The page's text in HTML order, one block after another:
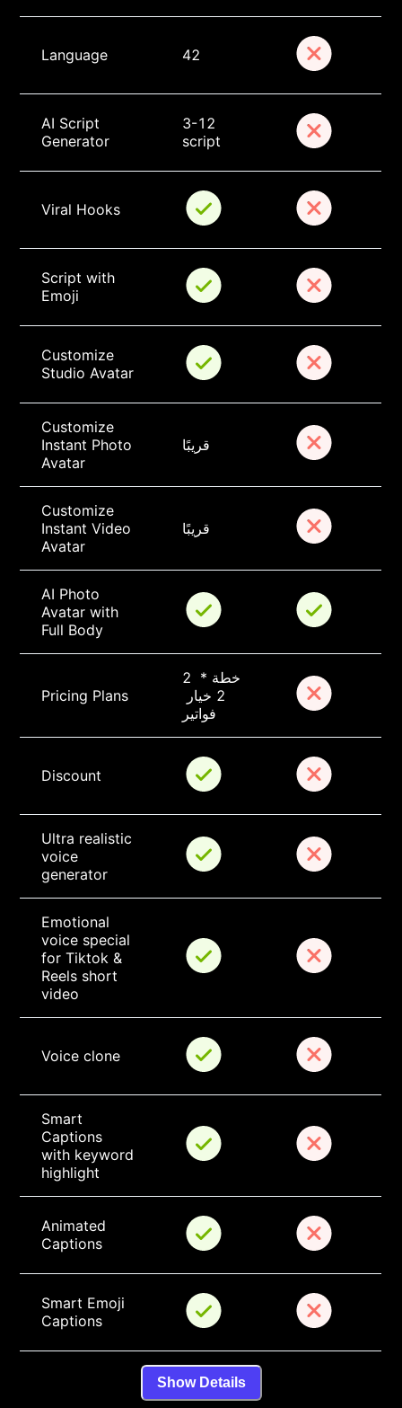
Language 42
AI Script
Generator
3-12
script
Viral Hooks
Script with
Emoji
Customize
Studio Avatar
Customize
Instant Photo
Avatar
قريبًا
Customize
Instant Video
Avatar
قريبًا
AI Photo
Avatar with
Full Body
Pricing Plans
2 خطة *
2 خيار
فواتير
Discount
Ultra realistic
voice
generator
Emotional
voice special
for Tiktok &
Reels short
video
Voice clone
Smart
Captions
with keyword
highlight
Animated
Captions
Smart Emoji
Captions
Show Details